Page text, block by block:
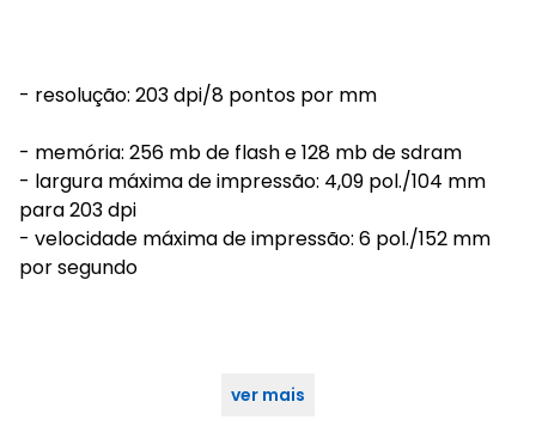
- resolução: 203 dpi/8 pontos por mm
- memória: 256 mb de flash e 128 mb de sdram
- largura máxima de impressão: 4,09 pol./104 mm
para 203 dpi
- velocidade máxima de impressão: 6 pol./152 mm
por segundo
ver mais